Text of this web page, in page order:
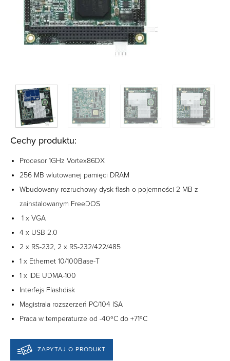
Cechy produktu:
Procesor 1GHz Vortex86DX
256 MB wlutowanej pamięci DRAM
Wbudowany rozruchowy dysk flash o pojemności 2 MB z
zainstalowanym FreeDOS
1 x VGA
4 x USB 2.0
2 x RS-232, 2 x RS-232/422/485
1 x Ethernet 10/100Base-T
1 x IDE UDMA-100
Interfejs Flashdisk
Magistrala rozszerzeń PC/104 ISA
Praca w temperaturze od -40ºC do +71ºC
ZAPYTAJ O PRODUKT